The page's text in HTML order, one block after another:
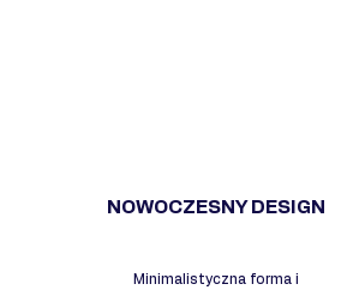
NOWOCZESNY DESIGN
Minimalistyczna forma i